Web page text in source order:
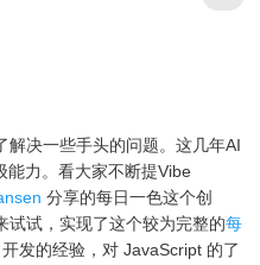
解决一些手头的问题。这几年AI
能力。看大家不断提Vibe
分享的每日一色这个创
试试，实现了这个较为完整的每
发的经验，对 JavaScript 的了